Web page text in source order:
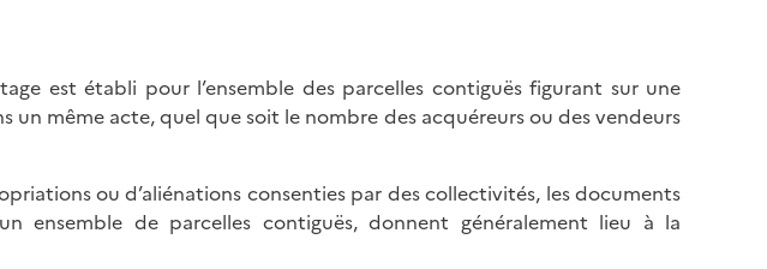
est établi pour l’ensemble des parcelles contiguës figurant sur une
un même acte, quel que soit le nombre des acquéreurs ou des vendeurs
ou d’aliénations consenties par des collectivités, les documents
ensemble de parcelles contiguës, donnent généralement lieu à la